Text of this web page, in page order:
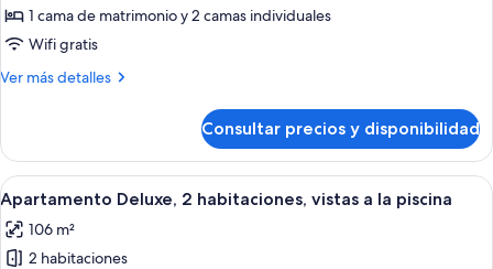
Apartamento
Deluxe,
habitaciones
1 cama de matrimonio y 2 camas individuales
Wifi gratis
Ver más detalles
Más
Deluxe,
habitaciones
Consultar precios y disponibilidad
Abrir
todas
las
fotos
Una habitación de hotel moderna
10
Apartamento Deluxe, 2 habitaciones, vistas a la piscina
106 m²
2 habitaciones